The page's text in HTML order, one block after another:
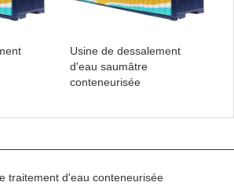
Usine de dessalement
d'eau saumâtre
conteneurisée
traitement d'eau conteneurisée